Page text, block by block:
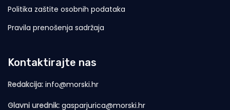
Politika zaštite osobnih podataka
Pravila prenošenja sadržaja
Kontaktirajte nas
Redakcija: info@morski.hr
Glavni urednik: gasparjurica@morski.hr